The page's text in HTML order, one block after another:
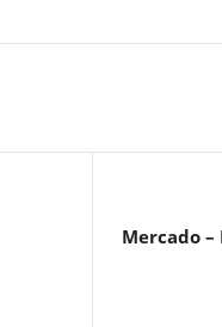
Mercado –